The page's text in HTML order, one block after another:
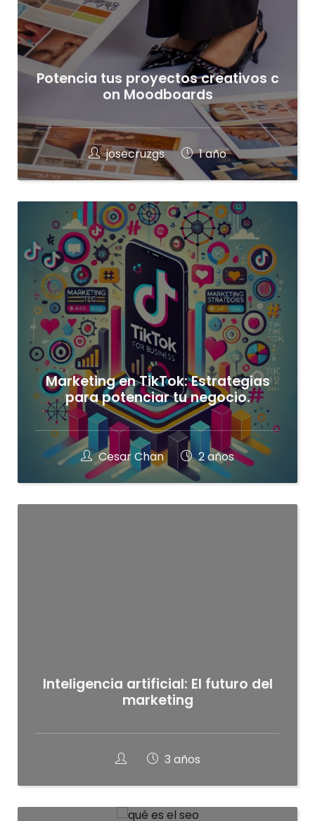
Potencia tus proyectos creativos c
on Moodboards
josecruzgs 1 año
Marketing en TikTok: Estrategias
para potenciar tu negocio.
Cesar Chan 2 años
Inteligencia artificial: El futuro del
marketing
3 años